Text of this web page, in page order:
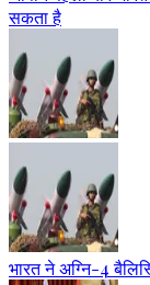
सकता है
भारत ने अग्नि-4